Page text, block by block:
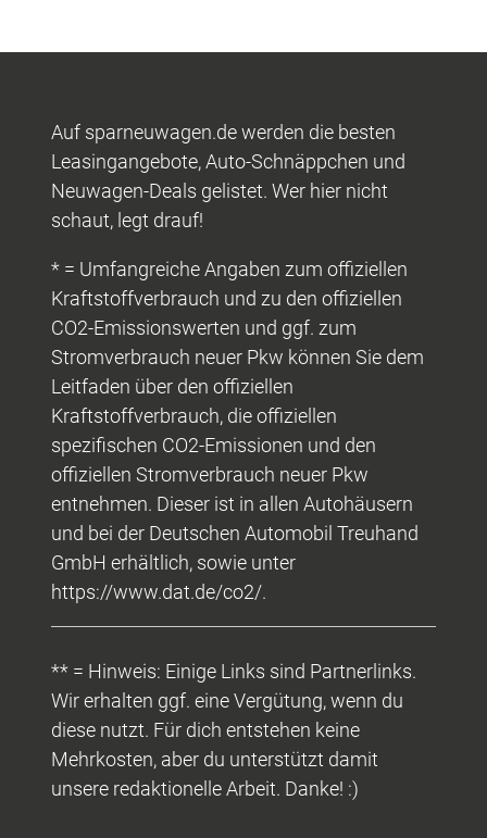
Auf sparneuwagen.de werden die besten
Leasingangebote, Auto-Schnäppchen und
Neuwagen-Deals gelistet. Wer hier nicht
schaut, legt drauf!
* = Umfangreiche Angaben zum offiziellen
Kraftstoffverbrauch und zu den offiziellen
CO2-Emissionswerten und ggf. zum
Stromverbrauch neuer Pkw können Sie dem
Leitfaden über den offiziellen
Kraftstoffverbrauch, die offiziellen
spezifischen CO2-Emissionen und den
offiziellen Stromverbrauch neuer Pkw
entnehmen. Dieser ist in allen Autohäusern
und bei der Deutschen Automobil Treuhand
GmbH erhältlich, sowie unter
https://www.dat.de/co2/.
** = Hinweis: Einige Links sind Partnerlinks.
Wir erhalten ggf. eine Vergütung, wenn du
diese nutzt. Für dich entstehen keine
Mehrkosten, aber du unterstützt damit
unsere redaktionelle Arbeit. Danke! :)